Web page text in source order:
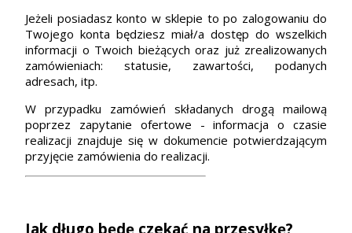
Jeżeli posiadasz konto w sklepie to po zalogowaniu do
Twojego konta będziesz miał/a dostęp do wszelkich
informacji o Twoich bieżących oraz już zrealizowanych
zamówieniach: statusie, zawartości, podanych
adresach, itp.
W przypadku zamówień składanych drogą mailową
poprzez zapytanie ofertowe - informacja o czasie
realizacji znajduje się w dokumencie potwierdzającym
przyjęcie zamówienia do realizacji.
Jak długo będę czekać na przesyłkę?